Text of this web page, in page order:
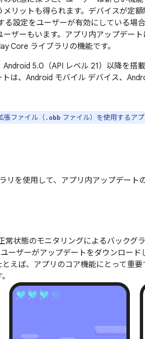
リットも得られます。デバイスが定
る設定をユーザーが有効にしている場
ザーもいます。アプリ内アップデー
Core ライブラリの機能です。
5.0（API レベル 21）以降を搭
は、Android モバイル デバイス、
張ファイル（.obb ファイル）を使用するア
リを使用して、アプリ内アップデート
常状態のモニタリングによるバックグ
ーザーがアップデートをダウンロー
えば、アプリのコア機能にとって重